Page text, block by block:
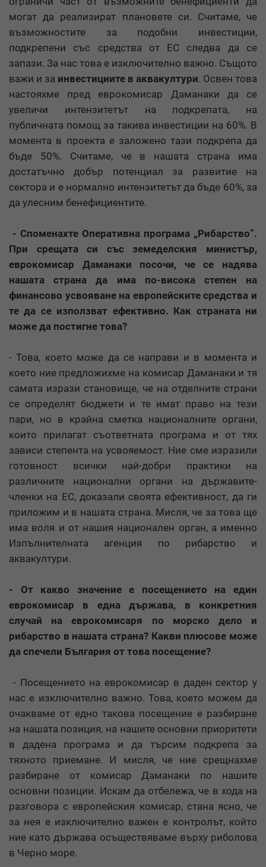
могат да реализират плановете си. Считаме, че
възможностите за подобни инвестиции,
подкрепени със средства от ЕС следва да се
запази. За нас това е изключително важно. Същото
важи и за инвестициите в аквакултури. Освен това
настояхме пред еврокомисар Даманаки да се
увеличи интензитетът на подкрепата, на
публичната помощ за такива инвестиции на 60%. В
момента в проекта е заложено тази подкрепа да
бъде 50%. Считаме, че в нашата страна има
достатъчно добър потенциал за развитие на
сектора и е нормално интензитетът да бъде 60%, за
да улесним бенефициентите.
- Споменахте Оперативна програма „Рибарство”.
При срещата си със земеделския министър,
еврокомисар Даманаки посочи, че се надява
нашата страна да има по-висока степен на
финансово усвояване на европейските средства и
те да се използват ефективно. Как страната ни
може да постигне това?
- Това, което може да се направи и в момента и
което ние предложихме на комисар Даманаки и тя
самата изрази становище, че на отделните страни
се определят бюджети и те имат право на тези
пари, но в крайна сметка националните органи,
които прилагат съответната програма и от тях
зависи степента на усвояемост. Ние сме изразили
готовност всички най-добри практики на
различните национални органи на държавите-
членки на ЕС, доказали своята ефективност, да ги
приложим и в нашата страна. Мисля, че за това ще
има воля и от нашия национален орган, а именно
Изпълнителната агенция по рибарство и
аквакултури.
- От какво значение е посещението на един
еврокомисар в една държава, в конкретния
случай на еврокомисаря по морско дело и
рибарство в нашата страна? Какви плюсове може
да спечели България от това посещение?
- Посещението на еврокомисар в даден сектор у
нас е изключително важно. Това, което можем да
очакваме от едно такова посещение е разбиране
на нашата позиция, на нашите основни приоритети
в дадена програма и да търсим подкрепа за
тяхното приемане. И мисля, че ние срещнахме
разбиране от комисар Даманаки по нашите
основни позиции. Искам да отбележа, че в хода на
разговора с европейския комисар, стана ясно, че
за нея е изключително важен е контролът, който
ние като държава осъществяваме върху риболова
в Черно море.